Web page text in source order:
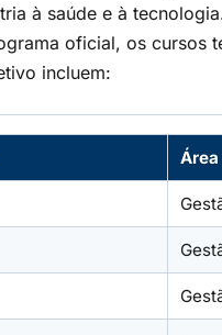
à saúde e à
oficial, os cursos
incluem:
Área